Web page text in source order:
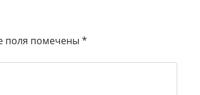
поля помечены *